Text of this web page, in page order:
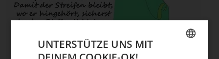
UNTERSTÜTZE UNS MIT